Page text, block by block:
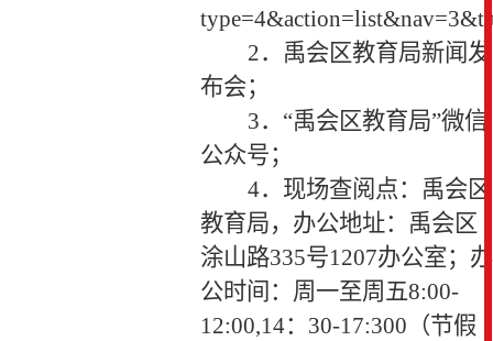
2．禹会区教育局新闻发
布会；
3．“禹会区教育局”微信
公众号；
4．现场查阅点：禹会区
教育局，办公地址：禹会区
涂山路335号1207办公室；办
公时间：周一至周五8:00-
12:00,14： 30-17:300 （节假